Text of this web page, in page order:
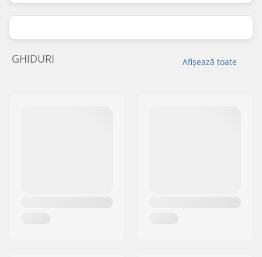
Afișează toate
GHIDURI